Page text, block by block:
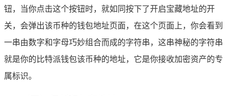
钮，当你点击这个按钮时，就如同按下了开启宝藏地址的开
关，会弹出该币种的钱包地址页面，在这个页面上，你会看到
一串由数字和字母巧妙组合而成的字符串，这串神秘的字符串
就是你的比特派钱包该币种的地址，它是你接收加密资产的专
属标识。